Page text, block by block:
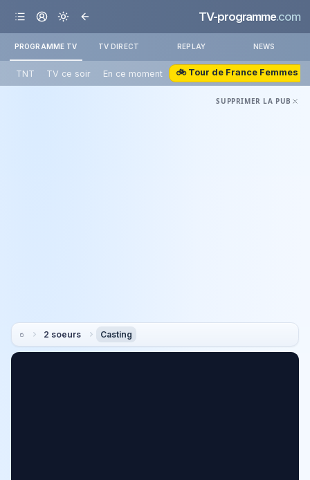
TV-programme.com
PROGRAMME TV TV DIRECT REPLAY NEWS
TNT TV ce soir En ce moment 🚲 Tour de France Femmes
SUPPRIMER LA PUB
2 soeurs Casting